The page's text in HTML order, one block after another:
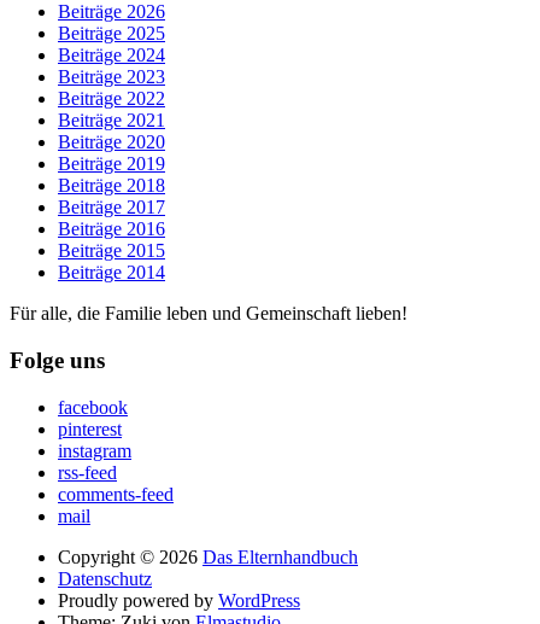
Beiträge 2026
Beiträge 2025
Beiträge 2024
Beiträge 2023
Beiträge 2022
Beiträge 2021
Beiträge 2020
Beiträge 2019
Beiträge 2018
Beiträge 2017
Beiträge 2016
Beiträge 2015
Beiträge 2014
Für alle, die Familie leben und Gemeinschaft lieben!
Folge uns
facebook
pinterest
instagram
rss-feed
comments-feed
mail
Copyright © 2026 Das Elternhandbuch
Datenschutz
Proudly powered by WordPress